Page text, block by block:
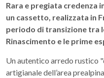
Rara e pregiata credenza
un cassetto, realizzata in
periodo di transizione tra
Rinascimento e le prime
Un autentico arredo rustico
artigianale dell’area